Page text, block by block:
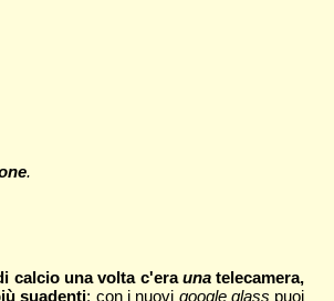
.
calcio una volta c'eraunatelecamera,
suadenti; con i nuovi google glass puoi